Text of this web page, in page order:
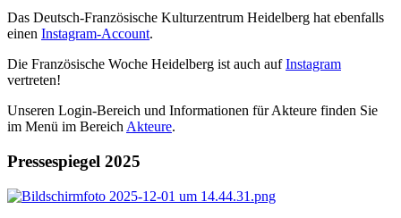
Das Deutsch-Französische Kulturzentrum Heidelberg hat ebenfalls
einen Instagram-Account.
Die Französische Woche Heidelberg ist auch aufInstagram
vertreten!
Unseren Login-Bereich und Informationen für Akteure finden Sie
im Menü im Bereich Akteure.
Pressespiegel 2025